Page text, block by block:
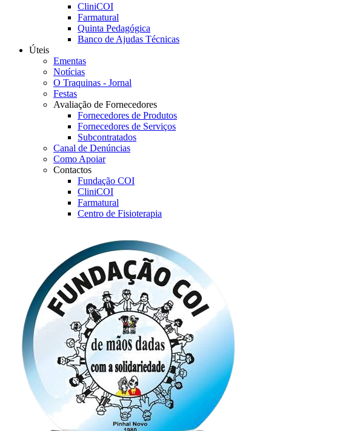
CliniCOI
Farmatural
Quinta Pedagógica
Banco de Ajudas Técnicas
Úteis
Ementas
Notícias
O Traquinas - Jornal
Festas
Avaliação de Fornecedores
Fornecedores de Produtos
Fornecedores de Serviços
Subcontratados
Canal de Denúncias
Como Apoiar
Contactos
Fundação COI
CliniCOI
Farmatural
Centro de Fisioterapia